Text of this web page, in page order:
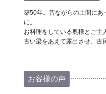
築50年。昔ながらの土間にあ
に。
お料理をしている奥様とご主
古い梁をあえて露出させ、古
お客様の声